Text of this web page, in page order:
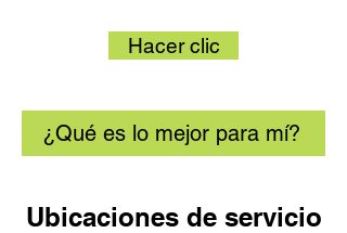
Hacer clic
¿Qué es lo mejor para mí?
Ubicaciones de servicio